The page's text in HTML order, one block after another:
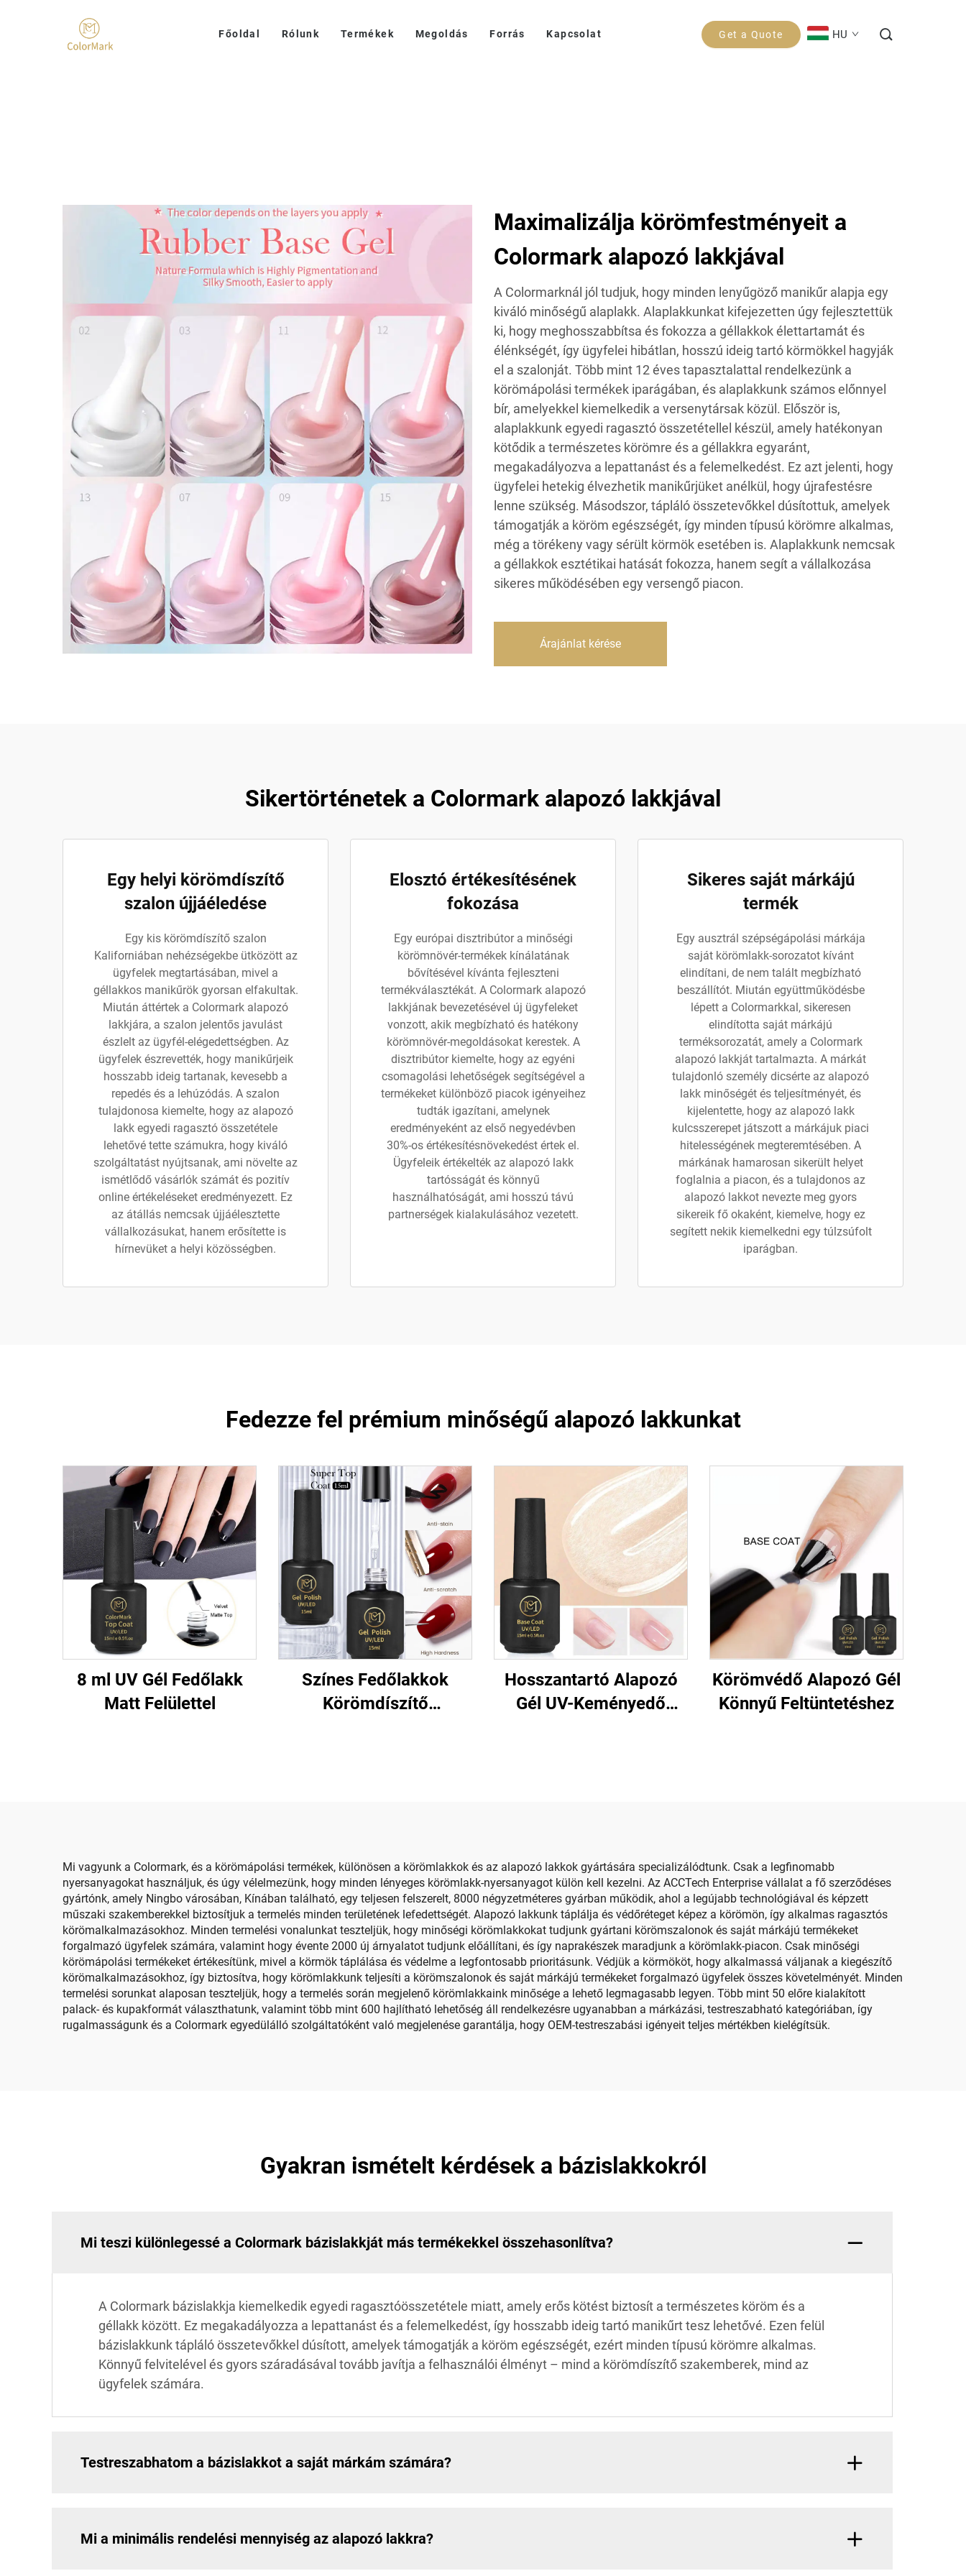
Főoldal Rólunk Termékek Megoldás Forrás Kapcsolat Get a Quote HU
Maximalizálja körömfestményeit a
Colormark alapozó lakkjával
A Colormarknál jól tudjuk, hogy minden lenyűgöző manikűr alapja egy
kiváló minőségű alaplakk. Alaplakkunkat kifejezetten úgy fejlesztettük
ki, hogy meghosszabbítsa és fokozza a géllakkok élettartamát és
élénkségét, így ügyfelei hibátlan, hosszú ideig tartó körmökkel hagyják
el a szalonját. Több mint 12 éves tapasztalattal rendelkezünk a
körömápolási termékek iparágában, és alaplakkunk számos előnnyel
bír, amelyekkel kiemelkedik a versenytársak közül. Először is,
alaplakkunk egyedi ragasztó összetétellel készül, amely hatékonyan
kötődik a természetes körömre és a géllakkra egyaránt,
megakadályozva a lepattanást és a felemelkedést. Ez azt jelenti, hogy
ügyfelei hetekig élvezhetik manikűrjüket anélkül, hogy újrafestésre
lenne szükség. Másodszor, tápláló összetevőkkel dúsítottuk, amelyek
támogatják a köröm egészségét, így minden típusú körömre alkalmas,
még a törékeny vagy sérült körmök esetében is. Alaplakkunk nemcsak
a géllakkok esztétikai hatását fokozza, hanem segít a vállalkozása
sikeres működésében egy versengő piacon.
Árajánlat kérése
Sikertörténetek a Colormark alapozó lakkjával
Egy helyi körömdíszítő
szalon újjáéledése
Egy kis körömdíszítő szalon
Kaliforniában nehézségekbe ütközött az
ügyfelek megtartásában, mivel a
géllakkos manikűrök gyorsan elfakultak.
Miután áttértek a Colormark alapozó
lakkjára, a szalon jelentős javulást
észlelt az ügyfél-elégedettségben. Az
ügyfelek észrevették, hogy manikűrjeik
hosszabb ideig tartanak, kevesebb a
repedés és a lehúzódás. A szalon
tulajdonosa kiemelte, hogy az alapozó
lakk egyedi ragasztó összetétele
lehetővé tette számukra, hogy kiváló
szolgáltatást nyújtsanak, ami növelte az
ismétlődő vásárlók számát és pozitív
online értékeléseket eredményezett. Ez
az átállás nemcsak újjáélesztette
vállalkozásukat, hanem erősítette is
hírnevüket a helyi közösségben.
Elosztó értékesítésének
fokozása
Egy európai disztribútor a minőségi
körömnövér-termékek kínálatának
bővítésével kívánta fejleszteni
termékválasztékát. A Colormark alapozó
lakkjának bevezetésével új ügyfeleket
vonzott, akik megbízható és hatékony
körömnövér-megoldásokat kerestek. A
disztribútor kiemelte, hogy az egyéni
csomagolási lehetőségek segítségével a
termékeket különböző piacok igényeihez
tudták igazítani, amelynek
eredményeként az első negyedévben
30%-os értékesítésnövekedést értek el.
Ügyfeleik értékelték az alapozó lakk
tartósságát és könnyű
használhatóságát, ami hosszú távú
partnerségek kialakulásához vezetett.
Sikeres saját márkájú
termék
Egy ausztrál szépségápolási márkája
saját körömlakk-sorozatot kívánt
elindítani, de nem talált megbízható
beszállítót. Miután együttműködésbe
lépett a Colormarkkal, sikeresen
elindította saját márkájú
terméksorozatát, amely a Colormark
alapozó lakkját tartalmazta. A márkát
tulajdonló személy dicsérte az alapozó
lakk minőségét és teljesítményét, és
kijelentette, hogy az alapozó lakk
kulcsszerepet játszott a márkájuk piaci
hitelességének megteremtésében. A
márkának hamarosan sikerült helyet
foglalnia a piacon, és a tulajdonos az
alapozó lakkot nevezte meg gyors
sikereik fő okaként, kiemelve, hogy ez
segített nekik kiemelkedni egy túlzsúfolt
iparágban.
Fedezze fel prémium minőségű alapozó lakkunkat
8 ml UV Gél Fedőlakk
Matt Felülettel
Színes Fedőlakkok
Körömdíszítő
Hosszantartó Alapozó
Gél UV-Keményedő
Körömvédő Alapozó Gél
Könnyű Feltüntetéshez
Mi vagyunk a Colormark, és a körömápolási termékek, különösen a körömlakkok és az alapozó lakkok gyártására specializálódtunk. Csak a legfinomabb
nyersanyagokat használjuk, és úgy vélelmezünk, hogy minden lényeges körömlakk-nyersanyagot külön kell kezelni. Az ACCTech Enterprise vállalat a fő szerződéses
gyártónk, amely Ningbo városában, Kínában található, egy teljesen felszerelt, 8000 négyzetméteres gyárban működik, ahol a legújabb technológiával és képzett
műszaki szakemberekkel biztosítjuk a termelés minden területének lefedettségét. Alapozó lakkunk táplálja és védőréteget képez a körömön, így alkalmas ragasztós
körömalkalmazásokhoz. Minden termelési vonalunkat teszteljük, hogy minőségi körömlakkokat tudjunk gyártani körömszalonok és saját márkájú termékeket
forgalmazó ügyfelek számára, valamint hogy évente 2000 új árnyalatot tudjunk előállítani, és így naprakészek maradjunk a körömlakk-piacon. Csak minőségi
körömápolási termékeket értékesítünk, mivel a körmök táplálása és védelme a legfontosabb prioritásunk. Védjük a körmököt, hogy alkalmassá váljanak a kiegészítő
körömalkalmazásokhoz, így biztosítva, hogy körömlakkunk teljesíti a körömszalonok és saját márkájú termékeket forgalmazó ügyfelek összes követelményét. Minden
termelési sorunkat alaposan teszteljük, hogy a termelés során megjelenő körömlakkaink minősége a lehető legmagasabb legyen. Több mint 50 előre kialakított
palack- és kupakformát választhatunk, valamint több mint 600 hajlítható lehetőség áll rendelkezésre ugyanabban a márkázási, testreszabható kategóriában, így
rugalmasságunk és a Colormark egyedülálló szolgáltatóként való megjelenése garantálja, hogy OEM-testreszabási igényeit teljes mértékben kielégítsük.
Gyakran ismételt kérdések a bázislakkokról
Mi teszi különlegessé a Colormark bázislakkját más termékekkel összehasonlítva?
A Colormark bázislakkja kiemelkedik egyedi ragasztóösszetétele miatt, amely erős kötést biztosít a természetes köröm és a
géllakk között. Ez megakadályozza a lepattanást és a felemelkedést, így hosszabb ideig tartó manikűrt tesz lehetővé. Ezen felül
bázislakkunk tápláló összetevőkkel dúsított, amelyek támogatják a köröm egészségét, ezért minden típusú körömre alkalmas.
Könnyű felvitelével és gyors száradásával tovább javítja a felhasználói élményt – mind a körömdíszítő szakemberek, mind az
ügyfelek számára.
Testreszabhatom a bázislakkot a saját márkám számára?
Mi a minimális rendelési mennyiség az alapozó lakkra?